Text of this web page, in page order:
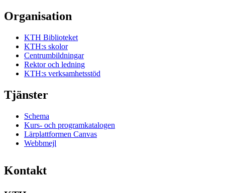
Organisation
KTH Biblioteket
KTH:s skolor
Centrumbildningar
Rektor och ledning
KTH:s verksamhetsstöd
Tjänster
Schema
Kurs- och programkatalogen
Lärplattformen Canvas
Webbmejl
Kontakt